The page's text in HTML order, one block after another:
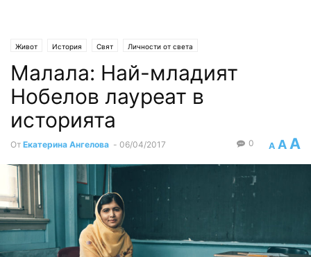
Живот История Свят Личности от света
Малала: Най-младият
Нобелов лауреат в
историята
От Екатерина Ангелова - 06/04/2017 A A A
0